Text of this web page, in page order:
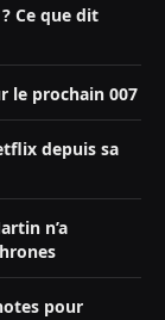
Ce que dit
le prochain 007
depuis sa
n’a
pour